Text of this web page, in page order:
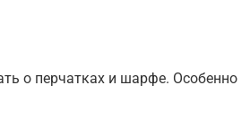
о перчатках и шарфе. Особенно